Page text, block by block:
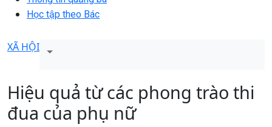
Học tập theo Bác
XÃ HỘI
Hiệu quả từ các phong trào thi
đua của phụ nữ